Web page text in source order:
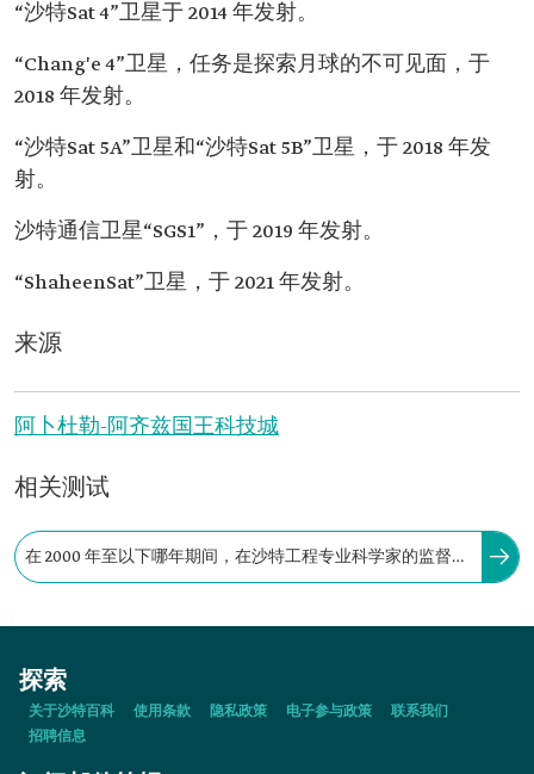
“沙特Sat 4”卫星于 2014 年发射。
“Chang'e 4”卫星，任务是探索月球的不可见面，于
2018 年发射。
“沙特Sat 5A”卫星和“沙特Sat 5B”卫星，于 2018 年发
射。
沙特通信卫星“SGS1”，于 2019 年发射。
“ShaheenSat”卫星，于 2021 年发射。
来源
阿卜杜勒-阿齐兹国王科技城
相关测试
在 2000 年至以下哪年期间，在沙特工程专业科学家的监督参
探索
关于沙特百科 使用条款 隐私政策 电子参与政策
联系我们
招聘信息